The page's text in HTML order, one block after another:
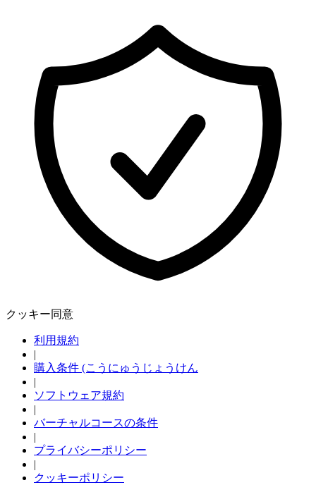
Virtual Fan Swing
クッキー同意
利用規約
|
購入条件 (こうにゅうじょうけん
|
ソフトウェア規約
|
バーチャルコースの条件
|
プライバシーポリシー
|
クッキーポリシー